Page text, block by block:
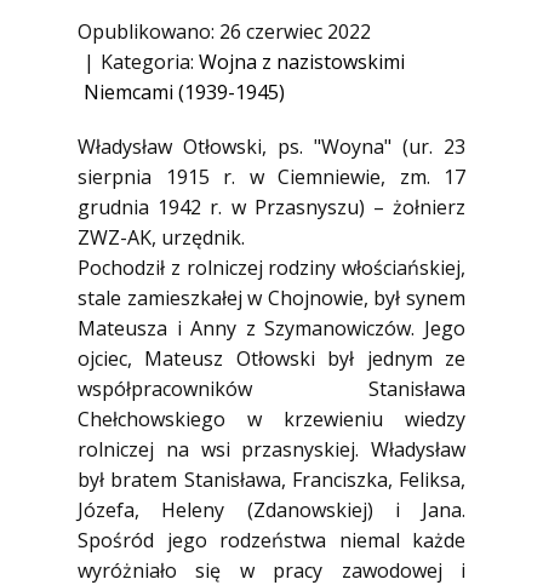
Ofiary zbrodni katyńskiej
Antykomunistyczne podziemie
Opozycja demokratyczna w PRL
Artyści
Badacze
Społecznicy
Opublikowano: 26 czerwiec 2022
Kategoria: Wojna z nazistowskimi
Niemcami (1939-1945)
Władysław Otłowski, ps. "Woyna" (ur. 23
sierpnia 1915 r. w Ciemniewie, zm. 17
grudnia 1942 r. w Przasnyszu) – żołnierz
ZWZ-AK, urzędnik.
Pochodził z rolniczej rodziny włościańskiej,
stale zamieszkałej w Chojnowie, był synem
Mateusza i Anny z Szymanowiczów. Jego
ojciec, Mateusz Otłowski był jednym ze
współpracowników Stanisława
Chełchowskiego w krzewieniu wiedzy
rolniczej na wsi przasnyskiej. Władysław
był bratem Stanisława, Franciszka, Feliksa,
Józefa, Heleny (Zdanowskiej) i Jana.
Spośród jego rodzeństwa niemal każde
wyróżniało się w pracy zawodowej i